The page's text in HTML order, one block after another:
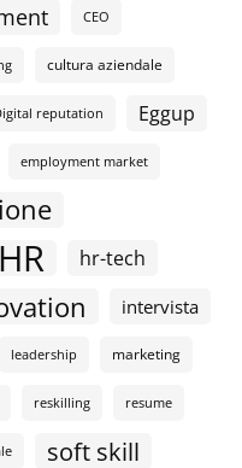
CEO
cultura aziendale
reputation Eggup
employment market
HR hr-tech
intervista
leadership marketing
reskilling resume
soft skill